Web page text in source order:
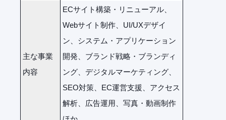
主な事業
内容
ECサイト構築・リニューアル、
Webサイト制作、UI/UXデザイ
ン、システム・アプリケーション
開発、ブランド戦略・ブランディ
ング、デジタルマーケティング、
SEO対策、EC運営支援、アクセス
解析、広告運用、写真・動画制作